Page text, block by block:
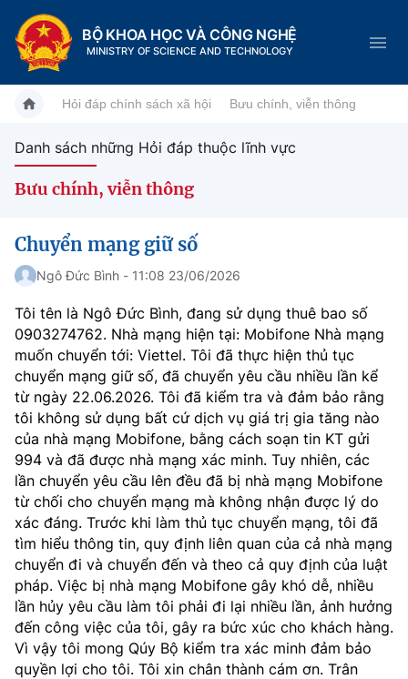
BỘ KHOA HỌC VÀ CÔNG NGHỆ
MINISTRY OF SCIENCE AND TECHNOLOGY
Giới thiệu
Cơ cấu tổ chức
Lịch sử phát triển
Sở Khoa học và Công nghệ
Khoa học và Công nghệ
Đổi mới sáng tạo
Chuyển đổi số
Bưu chính, Viễn thông
Sở hữu trí tuệ
Tiêu chuẩn, đo lường, chất lượng
Năng lượng nguyên tử
Tin tổng hợp
Dịch vụ công
Hệ thống văn bản
Văn bản QPPL
Văn bản chỉ đạo điều hành
Lấy ý kiến người dân về dự thảo VBQPPL
MST IOFFICE
THỐNG KÊ
Khoa học và Công nghệ
Đổi mới sáng tạo
Chuyển đổi số
Bưu chính, Viễn thông
Multimedia
THƯ ĐIỆN TỬ
Khác
Videos
Infographic
Hỏi đáp chính sách xã hội Bưu chính, viễn thông
Danh sách những Hỏi đáp thuộc lĩnh vực
Bưu chính, viễn thông
Chuyển mạng giữ số
Ngô Đức Bình - 11:08 23/06/2026
Tôi tên là Ngô Đức Bình, đang sử dụng thuê bao số
0903274762. Nhà mạng hiện tại: Mobifone Nhà mạng
muốn chuyển tới: Viettel. Tôi đã thực hiện thủ tục
chuyển mạng giữ số, đã chuyển yêu cầu nhiều lần kể
từ ngày 22.06.2026. Tôi đã kiểm tra và đảm bảo rằng
tôi không sử dụng bất cứ dịch vụ giá trị gia tăng nào
của nhà mạng Mobifone, bằng cách soạn tin KT gửi
994 và đã được nhà mạng xác minh. Tuy nhiên, các
lần chuyển yêu cầu lên đều đã bị nhà mạng Mobifone
từ chối cho chuyển mạng mà không nhận được lý do
xác đáng. Trước khi làm thủ tục chuyển mạng, tôi đã
tìm hiểu thông tin, quy định liên quan của cả nhà mạng
chuyển đi và chuyển đến và theo cả quy định của luật
pháp. Việc bị nhà mạng Mobifone gây khó dễ, nhiều
lần hủy yêu cầu làm tôi phải đi lại nhiều lần, ảnh hưởng
đến công việc của tôi, gây ra bức xúc cho khách hàng.
Vì vậy tôi mong Qúy Bộ kiểm tra xác minh đảm bảo
quyền lợi cho tôi. Tôi xin chân thành cám ơn. Trân